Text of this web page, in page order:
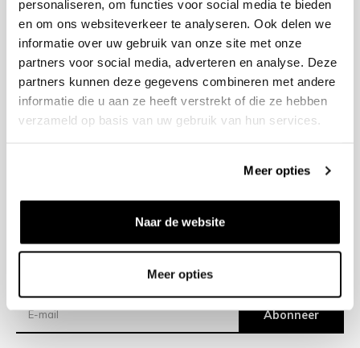
personaliseren, om functies voor social media te bieden
en om ons websiteverkeer te analyseren. Ook delen we
informatie over uw gebruik van onze site met onze
partners voor social media, adverteren en analyse. Deze
partners kunnen deze gegevens combineren met andere
informatie die u aan ze heeft verstrekt of die ze hebben
verzameld op basis van uw gebruik van hun services.
Meer opties
Naar de website
Meer opties
+31 23 205 2006
info@bruut.nl
Contact Formulier
Open 11:00 - 18:30
OPENINGSTIJDEN
Verzending
Abonneer